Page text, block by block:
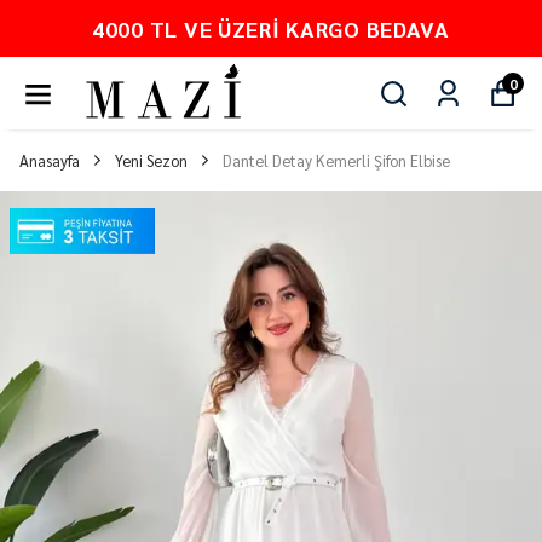
4000 TL VE ÜZERI KARGO BEDAVA
0
Anasayfa Yeni Sezon Dantel Detay Kemerli Şifon Elbise